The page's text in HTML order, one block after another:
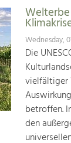
Added.
Wednesday,
Die
vielfältiger
betroffen.
den